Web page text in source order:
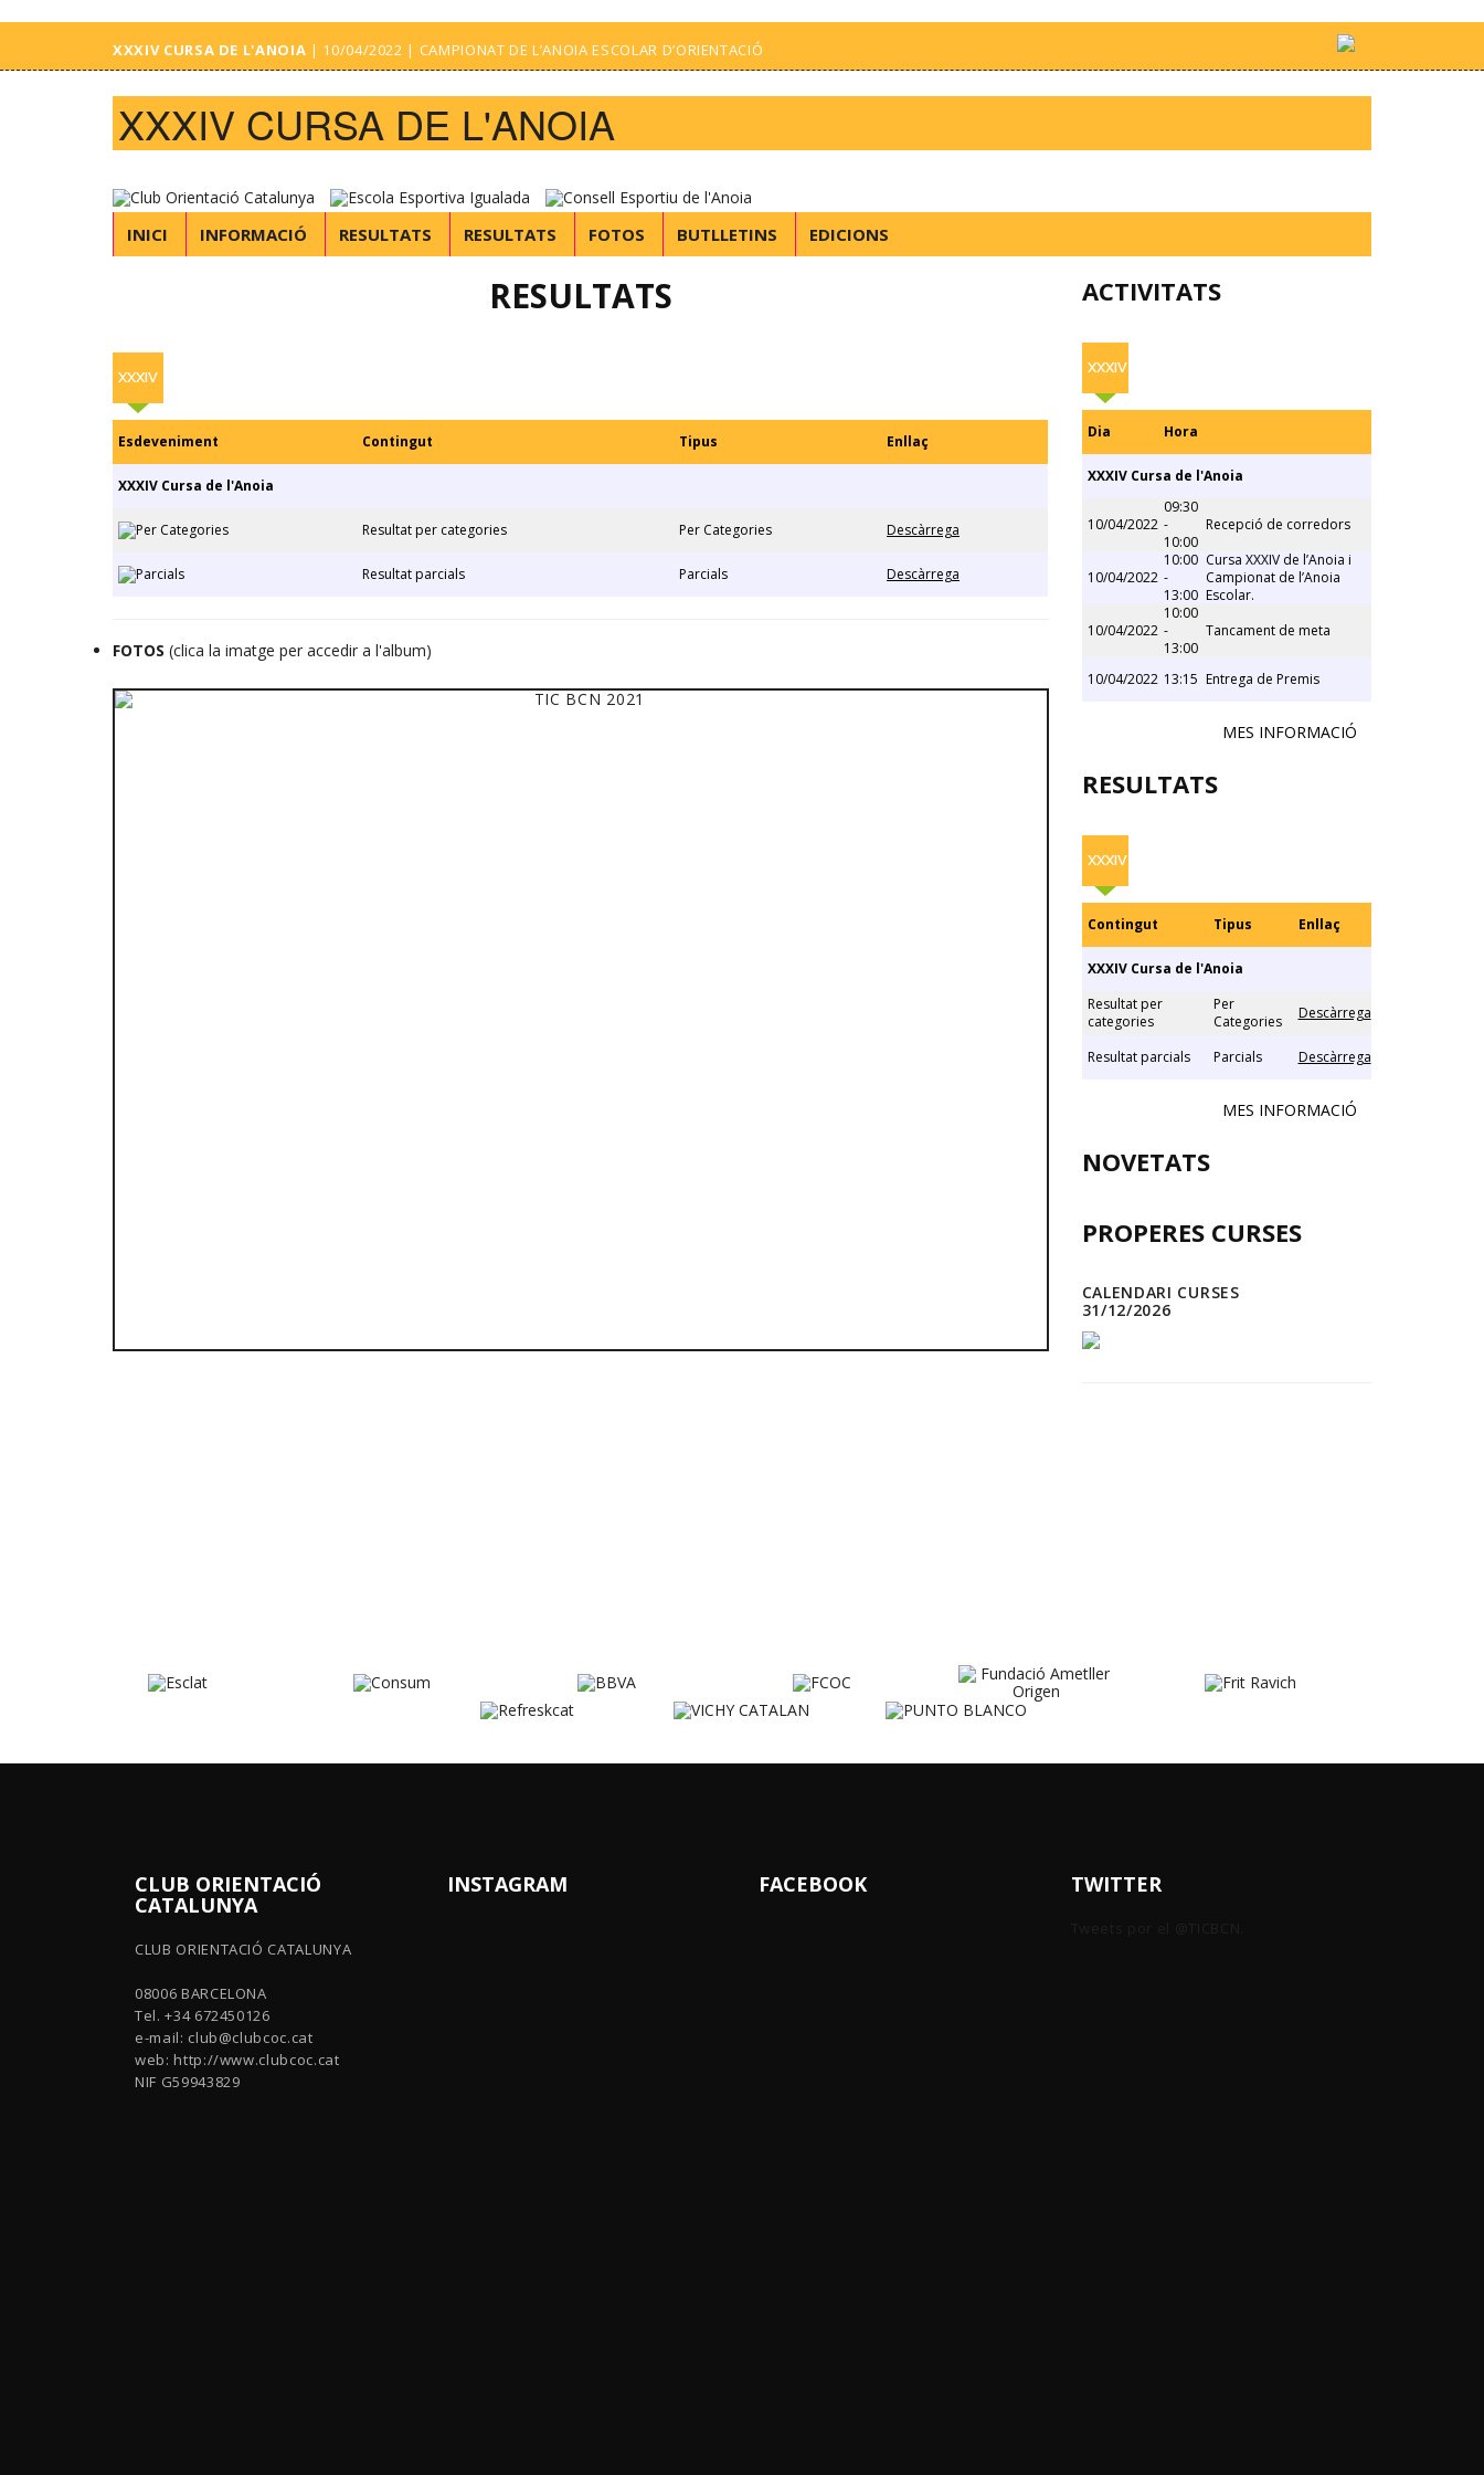
XXXIV CURSA DE L'ANOIA | 10/04/2022 | CAMPIONAT DE L’ANOIA ESCOLAR D’ORIENTACIÓ
XXXIV CURSA DE L'ANOIA
INICI INFORMACIÓ RESULTATS RESULTATS FOTOS BUTLLETINS EDICIONS
RESULTATS
XXXIV
Esdeveniment Contingut Tipus Enllaç
XXXIV Cursa de l'Anoia
Resultat per categories Per Categories Descàrrega
Resultat parcials Parcials Descàrrega
FOTOS (clica la imatge per accedir a l'album)
ACTIVITATS
XXXIV
Dia Hora
XXXIV Cursa de l'Anoia
10/04/2022
09:30
-
10:00
Recepció de corredors
10/04/2022
10:00
-
13:00
Cursa XXXIV de l’Anoia i
Campionat de l’Anoia
Escolar.
10/04/2022
10:00
-
13:00
Tancament de meta
10/04/2022 13:15 Entrega de Premis
MES INFORMACIÓ
RESULTATS
XXXIV
Contingut Tipus Enllaç
XXXIV Cursa de l'Anoia
Resultat per
categories
Per
Categories
Descàrrega
Resultat parcials Parcials Descàrrega
MES INFORMACIÓ
NOVETATS
PROPERES CURSES
CALENDARI CURSES
31/12/2026
CLUB ORIENTACIÓ
CATALUNYA
CLUB ORIENTACIÓ CATALUNYA
08006 BARCELONA
Tel. +34 672450126
e-mail: club@clubcoc.cat
web: http://www.clubcoc.cat
NIF G59943829
INSTAGRAM FACEBOOK TWITTER